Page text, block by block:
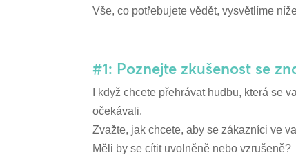
Vše, co potřebujete vědět, vysvětlíme
#1: Poznejte zkušenost se
I když chcete přehrávat hudbu, která se
očekávali.
Zvažte, jak chcete, aby se zákazníci ve
Měli by se cítit uvolněně nebo vzrušeně?